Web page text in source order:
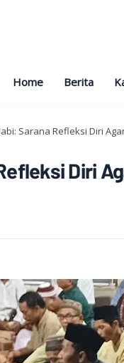
Home Berita
Sarana Refleksi Diri
Diri